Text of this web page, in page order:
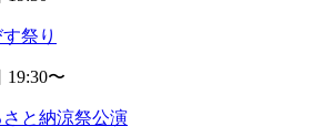
祭り
19:30〜
と納涼祭公演